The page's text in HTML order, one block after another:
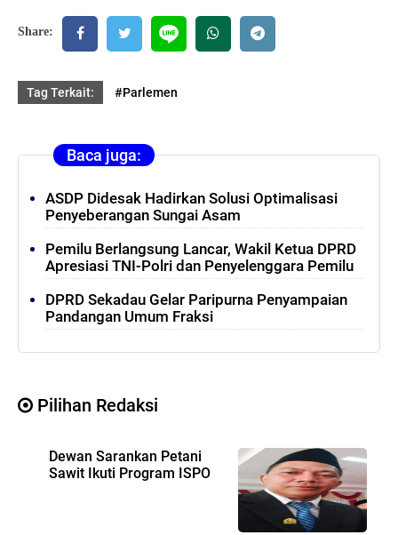
Share:
Tag Terkait: #Parlemen
Baca juga:
ASDP Didesak Hadirkan Solusi Optimalisasi
Penyeberangan Sungai Asam
Pemilu Berlangsung Lancar, Wakil Ketua DPRD
Apresiasi TNI-Polri dan Penyelenggara Pemilu
DPRD Sekadau Gelar Paripurna Penyampaian
Pandangan Umum Fraksi
Pilihan Redaksi
Dewan Sarankan Petani
Sawit Ikuti Program ISPO